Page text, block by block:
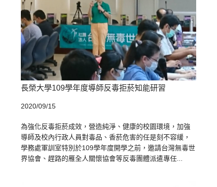
長榮大學109學年度導師反毒拒菸知能研習
2020/09/15
為強化反毒拒菸成效，營造純淨、健康的校園環境，加強
導師及校內行政人員對毒品、香菸危害的任是刻不容緩，
學務處軍訓室特別於109學年度開學之前，邀請台灣無毒世
界協會、趕路的雁全人關懷協會等反毒團體派遣專任...